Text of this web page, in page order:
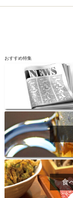
おすすめ特集
食